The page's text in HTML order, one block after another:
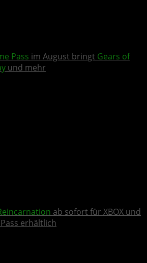
Pass im August bringt Gears of
und mehr
ab sofort für XBOX und
erhältlich